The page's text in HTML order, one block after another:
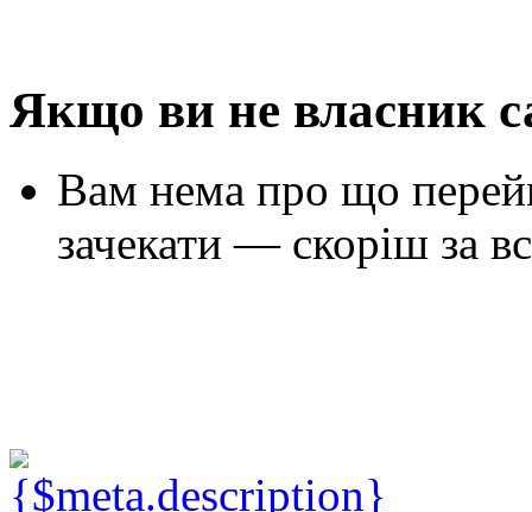
Якщо ви не власник
Вам нема про що
зачекати — скоріш за